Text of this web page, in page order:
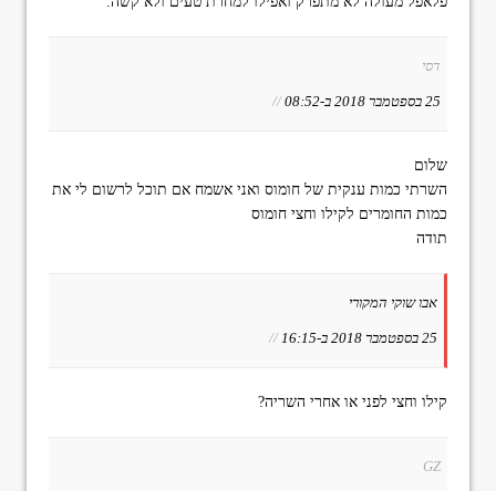
דסי
25 בספטמבר 2018 ב-08:52 //
שלום
השרתי כמות ענקית של חומוס ואני אשמח אם תוכל לרשום לי את
כמות החומרים לקילו וחצי חומוס
תודה
אבו שוקי המקורי
25 בספטמבר 2018 ב-16:15 //
קילו וחצי לפני או אחרי השריה?
GZ